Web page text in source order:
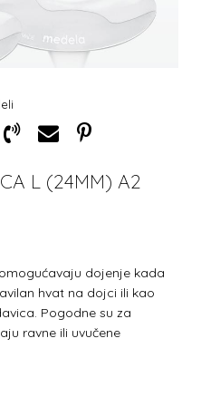
L (24MM) A2
dojenje kada
hvat na dojci ili kao
Pogodne su za
ravne ili uvučene